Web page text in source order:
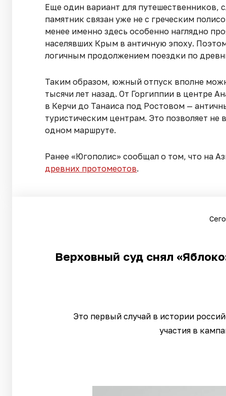
Еще один вариант для путешественников,
памятник связан уже не с греческим
менее именно здесь особенно наглядно
населявших Крым в античную эпоху.
логичным продолжением поездки по
Таким образом, южный отпуск вполне
тысячи лет назад. От Горгиппии в центре
в Керчи до Танаиса под Ростовом —
туристическим центрам. Это позволяет
одном маршруте.
Ранее «Югополис» сообщал о том, что на
древних протомеотов.
Верховный суд снял
Это первый случай в истории
участия в